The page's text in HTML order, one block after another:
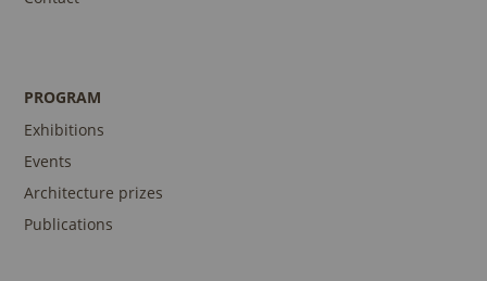
PROGRAM
Exhibitions
Events
Architecture prizes
Publications